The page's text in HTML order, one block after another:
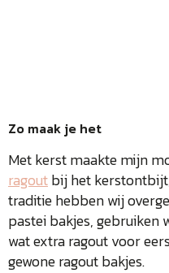
Zo maak je het
Met kerst maakte mijn
ragoutbij het
traditie hebben wij
pastei bakjes, gebruiken
wat extra ragout voor
gewone ragout bakjes.